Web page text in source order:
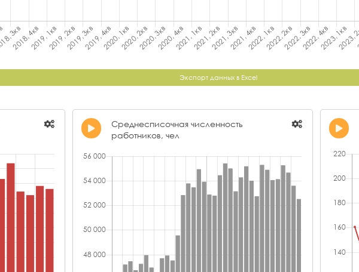
Экспорт данных в Excel
Среднесписочная численность
работников, чел